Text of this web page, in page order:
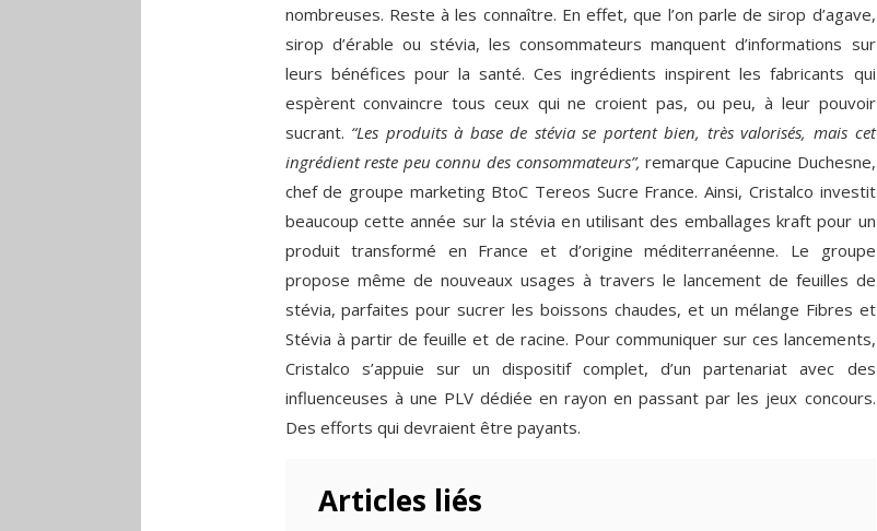
nombreuses. Reste à les connaître. En effet, que l’on parle de sirop d’agave,
sirop d’érable ou stévia, les consommateurs manquent d’informations sur
leurs bénéfices pour la santé. Ces ingrédients inspirent les fabricants qui
espèrent convaincre tous ceux qui ne croient pas, ou peu, à leur pouvoir
sucrant. “Les produits à base de stévia se portent bien, très valorisés, mais cet
ingrédient reste peu connu des consommateurs”, remarque Capucine Duchesne,
chef de groupe marketing BtoC Tereos Sucre France. Ainsi, Cristalco investit
beaucoup cette année sur la stévia en utilisant des emballages kraft pour un
produit transformé en France et d’origine méditerranéenne. Le groupe
propose même de nouveaux usages à travers le lancement de feuilles de
stévia, parfaites pour sucrer les boissons chaudes, et un mélange Fibres et
Stévia à partir de feuille et de racine. Pour communiquer sur ces lancements,
Cristalco s’appuie sur un dispositif complet, d’un partenariat avec des
influenceuses à une PLV dédiée en rayon en passant par les jeux concours.
Des efforts qui devraient être payants.
Articles liés